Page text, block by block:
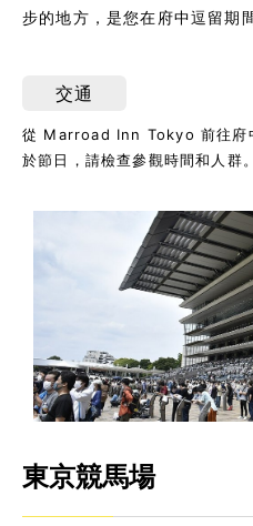
步的地方，是您在府中逗留期
交通
從 Marroad Inn Tokyo 前往府
於節日，請檢查參觀時間和人群。
東京競馬場